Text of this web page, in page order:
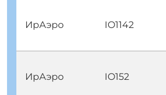
ИрАэро IO1142
ИрАэро IO152